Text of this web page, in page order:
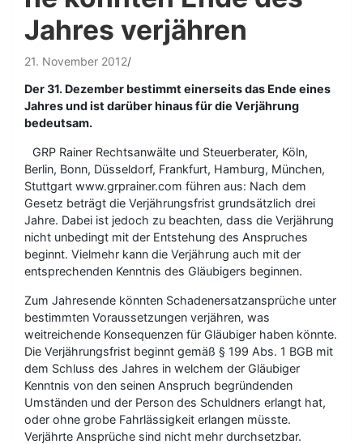
Jahres verjähren
21. November 2012
Der 31. Dezember bestimmt einerseits das Ende eines
Jahres und ist darüber hinaus für die Verjährung
bedeutsam.
GRP Rainer Rechtsanwälte und Steuerberater, Köln,
Berlin, Bonn, Düsseldorf, Frankfurt, Hamburg, München,
Stuttgart www.grprainer.com führen aus: Nach dem
Gesetz beträgt die Verjährungsfrist grundsätzlich drei
Jahre. Dabei ist jedoch zu beachten, dass die Verjährung
nicht unbedingt mit der Entstehung des Anspruches
beginnt. Vielmehr kann die Verjährung auch mit der
entsprechenden Kenntnis des Gläubigers beginnen.
Zum Jahresende könnten Schadenersatzansprüche unter
bestimmten Voraussetzungen verjähren, was
weitreichende Konsequenzen für Gläubiger haben könnte.
Die Verjährungsfrist beginnt gemäß § 199 Abs. 1 BGB mit
dem Schluss des Jahres in welchem der Gläubiger
Kenntnis von den seinen Anspruch begründenden
Umständen und der Person des Schuldners erlangt hat,
oder ohne grobe Fahrlässigkeit erlangen müsste.
Verjährte Ansprüche sind nicht mehr durchsetzbar.